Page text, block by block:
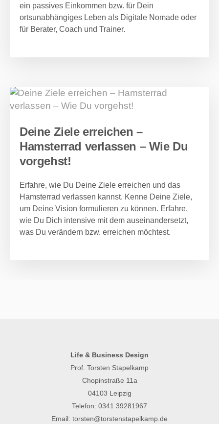
ein passives Einkommen bzw. für Dein
ortsunabhängiges Leben als Digitale Nomade oder
für Berater, Coach und Trainer.
Deine Ziele erreichen –
Hamsterrad verlassen – Wie Du
vorgehst!
Erfahre, wie Du Deine Ziele erreichen und das
Hamsterrad verlassen kannst. Kenne Deine Ziele,
um Deine Vision formulieren zu können. Erfahre,
wie Du Dich intensive mit dem auseinandersetzt,
was Du verändern bzw. erreichen möchtest.
Life & Business Design
Prof. Torsten Stapelkamp
Chopinstraße 11a
04103 Leipzig
Telefon: 0341 39281967
Email: torsten@torstenstapelkamp.de